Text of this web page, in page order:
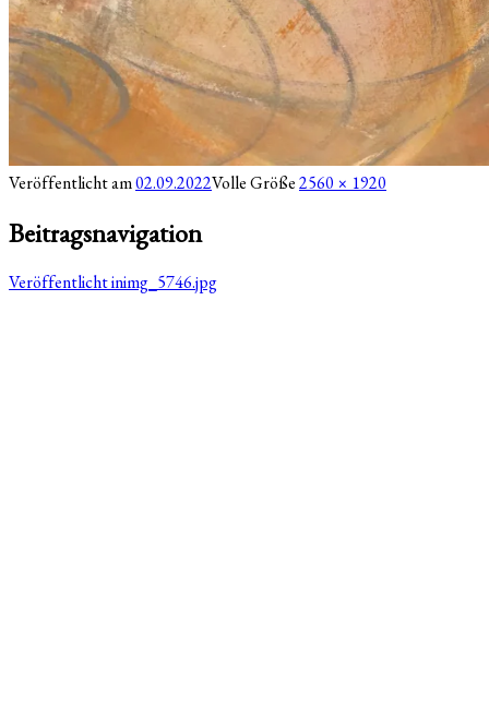
Veröffentlicht am02.09.2022Volle Größe2560 × 1920
Beitragsnavigation
Veröffentlicht inimg_5746.jpg